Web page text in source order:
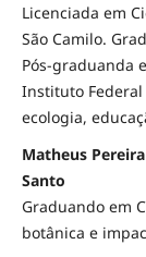
Licenciada em
São Camilo.
Pós-graduanda
Instituto Federal
ecologia,
Matheus
Santo
Graduando em
botânica e